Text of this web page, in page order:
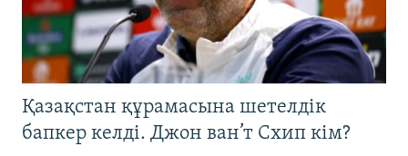
Қазақстан құрамасына шетелдік
бапкер келді. Джон ван’т Схип кім?